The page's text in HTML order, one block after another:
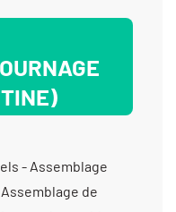
- Fabrication de dispositifs médicaux non implantables - Fabrication de pignons à chaîne - Fabrication de pignons à denture droite - Fabrication de pignons coniques - Fabrication de pignons hélicoïdaux - Fabrication de poulies crantées - Filetage - Fraisage proto - Fraisage série - Mécanique générale de précision - Perçage - Sablage - Taillage d'arbres - Taillage de couples roue et vis sans fin - Taillage de pignons à chaîne - Taillage de pignons à denture droite - Taillage